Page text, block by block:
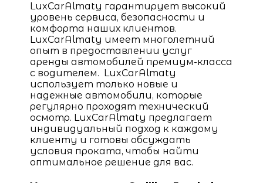
LuxCarAlmaty гарантирует высокий
уровень сервиса, безопасности и
комфорта наших клиентов.
LuxCarAlmaty имеет многолетний
опыт в предоставлении услуг
аренды автомобилей премиум-класса
с водителем. LuxCarAlmaty
использует только новые и
надежные автомобили, которые
регулярно проходят технический
осмотр. LuxCarAlmaty предлагает
индивидуальный подход к каждому
клиенту и готовы обсуждать
условия проката, чтобы найти
оптимальное решение для вас.